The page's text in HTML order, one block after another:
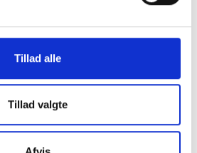
Tillad alle
Tillad valgte